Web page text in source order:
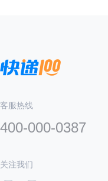
客服热线
400-000-0387
关注我们